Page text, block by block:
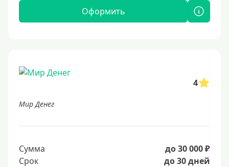
Оформить
4
Мир Денег
Сумма
до 30 000 ₽
Срок
до 30 дней